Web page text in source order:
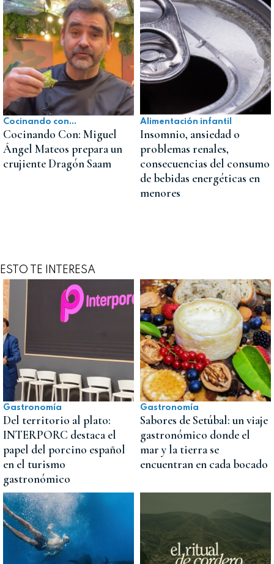
Cocinando con...
Cocinando Con: Miguel
Ángel Mateos prepara un
crujiente Dragón Saam
Alimentación infantil
Insomnio, ansiedad o
problemas renales,
consecuencias del consumo
de bebidas energéticas en
menores
ESTO TE INTERESA
Gastronomía
Del territorio al plato:
INTERPORC destaca el
papel del porcino español
en el turismo
gastronómico
Gastronomía
Sabores de Setúbal: un viaje
gastronómico donde el
mar y la tierra se
encuentran en cada bocado